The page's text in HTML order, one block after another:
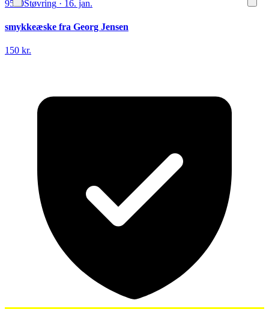
9530Støvring · 16. jan.
smykkeæske fra Georg Jensen
150 kr.